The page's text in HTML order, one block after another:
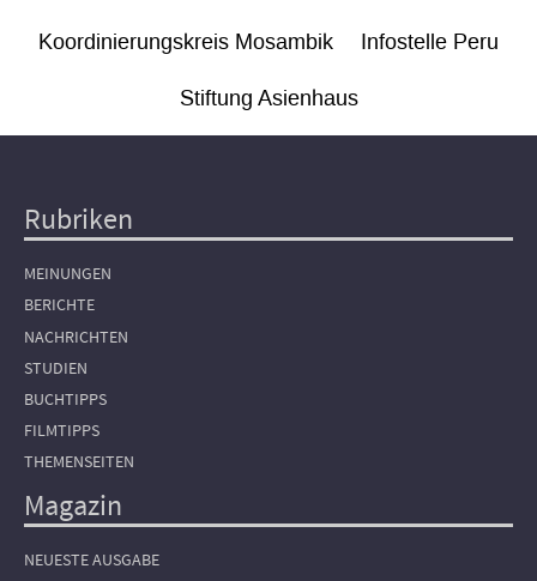
Koordinierungskreis Mosambik Infostelle Peru
Stiftung Asienhaus
Hauptnavigation
Rubriken
MEINUNGEN
BERICHTE
NACHRICHTEN
STUDIEN
BUCHTIPPS
FILMTIPPS
THEMENSEITEN
Magazin
NEUESTE AUSGABE